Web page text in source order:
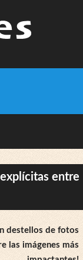
entre
destellos de fotos
las imágenes más